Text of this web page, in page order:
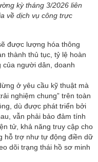
kỳ tháng 3/2026 liên
về dịch vụ công trực
được lượng hóa thông
thành thủ tục, tỷ lệ hoàn
của người dân, doanh
ở yêu cầu kỹ thuật mà
nghiệm chung” trên toàn
dù được phát triển bởi
vẫn phải bảo đảm tính
tử, khả năng truy cập cho
hỗ trợ như tự động điền dữ
dõi trạng thái hồ sơ minh